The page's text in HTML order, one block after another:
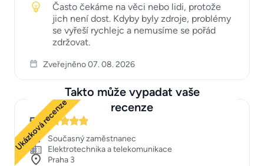
Často čekáme na věci nebo lidi, protože
jich není dost. Kdyby byly zdroje, problémy
se vyřeší rychlejc a nemusíme se pořád
zdržovat.
Zveřejněno 07. 08. 2026
Takto může vypadat vaše
recenze
Ukázková recenze
5
Současný zaměstnanec
Elektrotechnika a telekomunikace
Praha 3